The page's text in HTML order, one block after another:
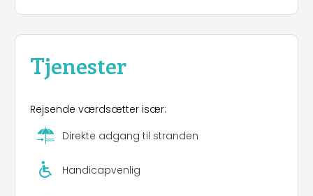
Tjenester
Rejsende værdsætter især:
Direkte adgang til stranden
Handicapvenlig